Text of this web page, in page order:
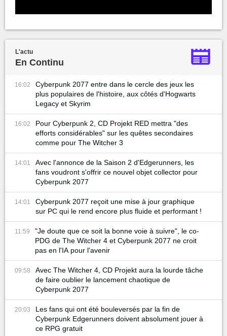
L'actu
En Continu
16:02
Cyberpunk 2077 entre dans le cercle des jeux les
plus populaires de l'histoire, aux côtés d'Hogwarts
Legacy et Skyrim
16:02
Pour Cyberpunk 2, CD Projekt RED mettra "des
efforts considérables" sur les quêtes secondaires
comme pour The Witcher 3
14:01
Avec l'annonce de la Saison 2 d'Edgerunners, les
fans voudront s'offrir ce nouvel objet collector pour
Cyberpunk 2077
14:01
Cyberpunk 2077 reçoit une mise à jour graphique
sur PC qui le rend encore plus fluide et performant !
11:59
"Je doute que ce soit la bonne voie à suivre", le co-
PDG de The Witcher 4 et Cyberpunk 2077 ne croit
pas en l'IA pour l'avenir
09:58
Avec The Witcher 4, CD Projekt aura la lourde tâche
de faire oublier le lancement chaotique de
Cyberpunk 2077
20:03
Les fans qui ont été bouleversés par la fin de
Cyberpunk Edgerunners doivent absolument jouer à
ce RPG gratuit